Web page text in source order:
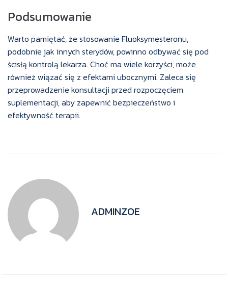
Podsumowanie
Warto pamiętać, że stosowanie Fluoksymesteronu,
podobnie jak innych sterydów, powinno odbywać się pod
ścisłą kontrolą lekarza. Choć ma wiele korzyści, może
również wiązać się z efektami ubocznymi. Zaleca się
przeprowadzenie konsultacji przed rozpoczęciem
suplementacji, aby zapewnić bezpieczeństwo i
efektywność terapii.
ADMINZOE